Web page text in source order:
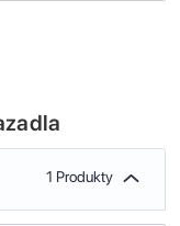
1 Produkty